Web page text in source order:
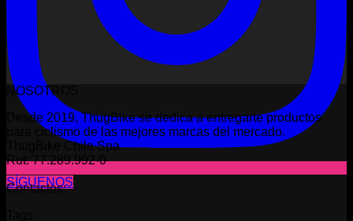
SÍGUENOS
NOSOTROS
Desde 2019, ThugBike se dedica a entregarte productos
para ciclismo de las mejores marcas del mercado.
ThugBike Chile Spa
Rut: 77.289.992-0
Contactos: